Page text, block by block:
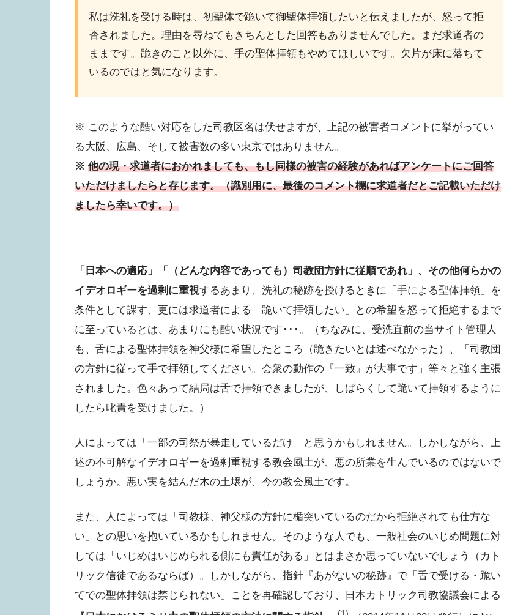
私は洗礼を受ける時は、初聖体で跪いて御聖体拝領したいと伝えましたが、怒って拒
否されました。理由を尋ねてもきちんとした回答もありませんでした。まだ求道者の
ままです。跪きのこと以外に、手の聖体拝領もやめてほしいです。欠片が床に落ちて
いるのではと気になります。
※ このような酷い対応をした司教区名は伏せますが、上記の被害者コメントに挙がってい
る大阪、広島、そして被害数の多い東京ではありません。
※ 他の現・求道者におかれましても、もし同様の被害の経験があればアンケートにご回答
いただけましたらと存じます。（識別用に、最後のコメント欄に求道者だとご記載いただけ
ましたら幸いです。）
「日本への適応」「（どんな内容であっても）司教団方針に従順であれ」、その他何らかの
イデオロギーを過剰に重視するあまり、洗礼の秘跡を授けるときに「手による聖体拝領」を
条件として課す、更には求道者による「跪いて拝領したい」との希望を怒って拒絶するまで
に至っているとは、あまりにも酷い状況です･･･。（ちなみに、受洗直前の当サイト管理人
も、舌による聖体拝領を神父様に希望したところ（跪きたいとは述べなかった）、「司教団
の方針に従って手で拝領してください。会衆の動作の『一致』が大事です」等々と強く主張
されました。色々あって結局は舌で拝領できましたが、しばらくして跪いて拝領するように
したら叱責を受けました。）
人によっては「一部の司祭が暴走しているだけ」と思うかもしれません。しかしながら、上
述の不可解なイデオロギーを過剰重視する教会風土が、悪の所業を生んでいるのではないで
しょうか。悪い実を結んだ木の土壌が、今の教会風土です。
また、人によっては「司教様、神父様の方針に楯突いているのだから拒絶されても仕方な
い」との思いを抱いているかもしれません。そのような人でも、一般社会のいじめ問題に対
しては「いじめはいじめられる側にも責任がある」とはまさか思っていないでしょう（カト
リック信徒であるならば）。しかしながら、指針『あがないの秘跡』で「舌で受ける・跪い
てでの聖体拝領は禁じられない」ことを再確認しており、日本カトリック司教協議会による